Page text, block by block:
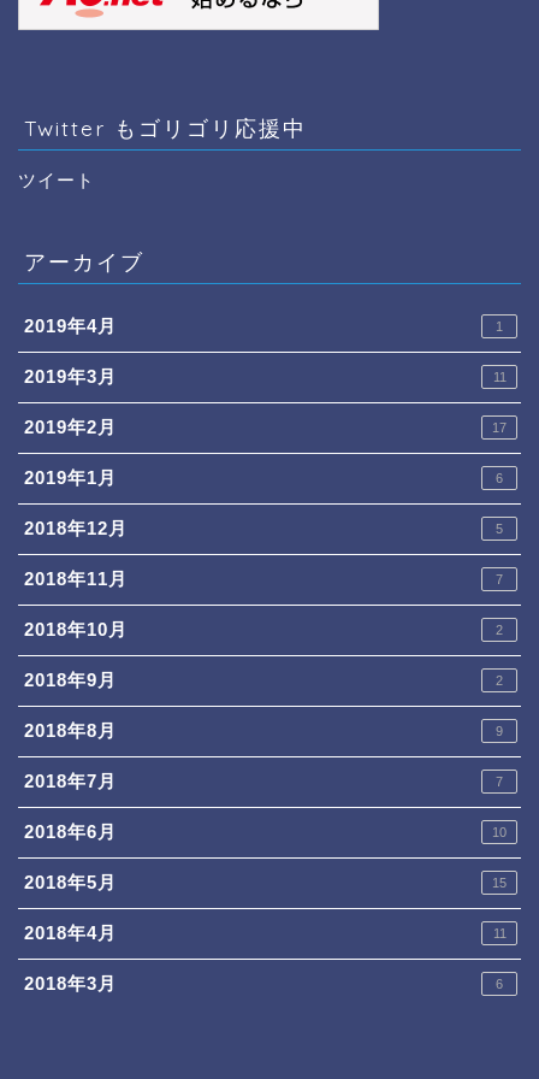
Twitter もゴリゴリ応援中
ツイート
アーカイブ
2019年4月 1
2019年3月 11
2019年2月 17
2019年1月 6
2018年12月 5
2018年11月 7
2018年10月 2
2018年9月 2
2018年8月 9
2018年7月 7
2018年6月 10
2018年5月 15
2018年4月 11
2018年3月 6